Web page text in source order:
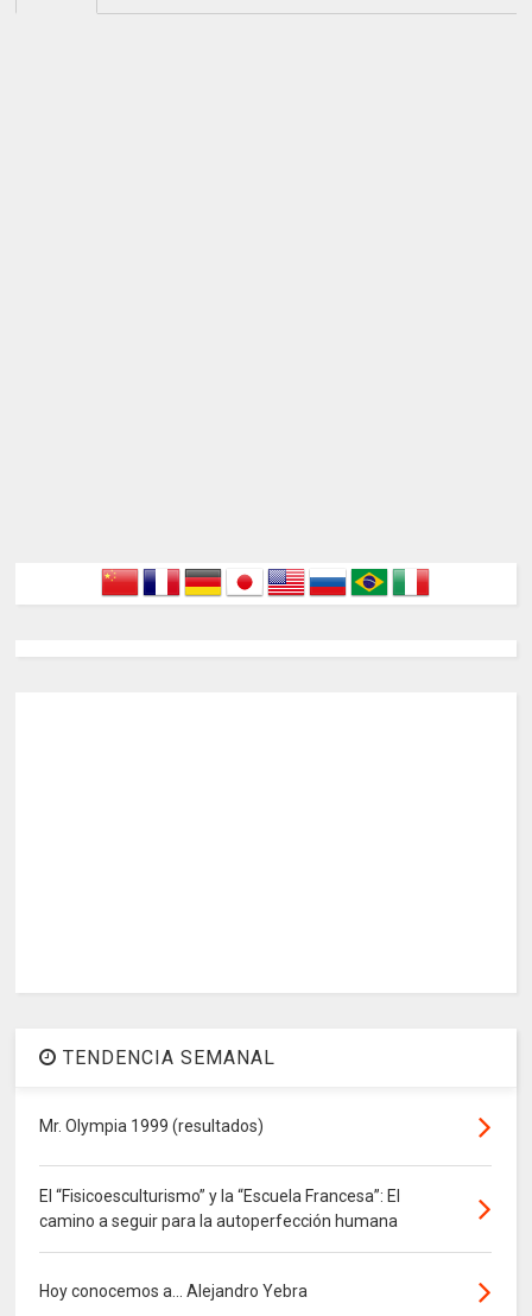
TENDENCIA SEMANAL
Mr. Olympia 1999 (resultados)
El “Fisicoesculturismo” y la “Escuela Francesa”: El
camino a seguir para la autoperfección humana
Hoy conocemos a... Alejandro Yebra